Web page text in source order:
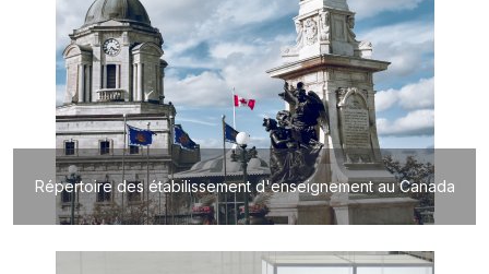
Répertoire des étabilissement d'enseignement au Canada